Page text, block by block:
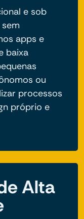
e sob
apps e
baixa
ou
processos
próprio e
Alta